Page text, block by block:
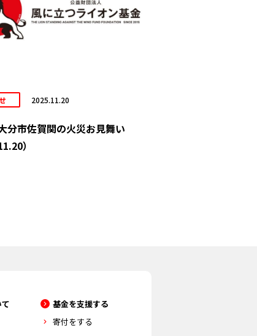
2025.11.20
分市佐賀関の火災お見舞い
）
基金を支援する
寄付をする